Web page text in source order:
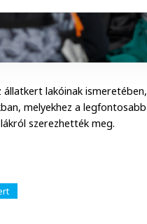
lakóinak
melyekhez a
szerezhették meg.